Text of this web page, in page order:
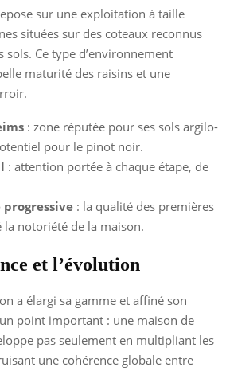
sur une exploitation à taille
situées sur des coteaux reconnus
Ce type d’environnement
maturité des raisins et une
: zone réputée pour ses sols argilo-
pour le pinot noir.
: attention portée à chaque étape, de
progressive : la qualité des premières
la notoriété de la maison.
et l’évolution
a élargi sa gamme et affiné son
point important : une maison de
pas seulement en multipliant les
une cohérence globale entre